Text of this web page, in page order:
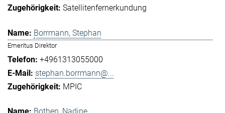
Satellitenfernerkundung
Borrmann, Stephan
Emeritus Direktor
+4961313055000
stephan.borrmann@...
MPIC